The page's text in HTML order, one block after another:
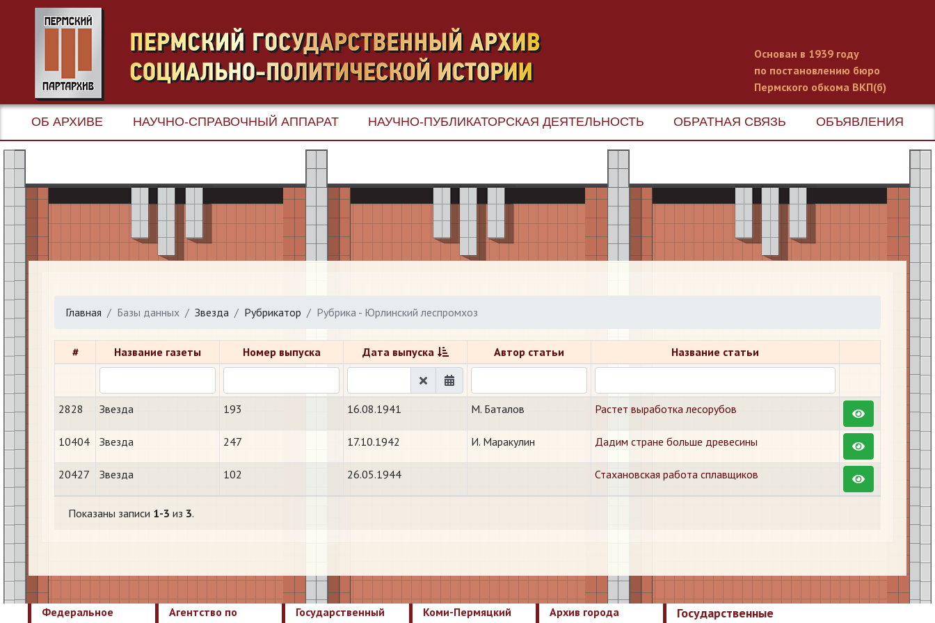
Основан в 1939 году
по постановлению бюро
Пермского обкома ВКП(б)
ОБ АРХИВЕ НАУЧНО-СПРАВОЧНЫЙ АППАРАТ НАУЧНО-ПУБЛИКАТОРСКАЯ ДЕЯТЕЛЬНОСТЬ ОБРАТНАЯ СВЯЗЬ ОБЪЯВЛЕНИЯ
Главная Базы данных Звезда Рубрикатор Рубрика - Юрлинский леспромхоз
# Название газеты Номер выпуска Дата выпуска Автор статьи Название статьи
2828 Звезда 193 16.08.1941 М. Баталов Растет выработка лесорубов
10404 Звезда 247 17.10.1942 И. Маракулин Дадим стране больше древесины
20427 Звезда 102 26.05.1944 Стахановская работа сплавщиков
Показаны записи 1-3 из 3.
Федеральное
Агентство по
Государственный
Коми-Пермяцкий
Архив города
Государственные